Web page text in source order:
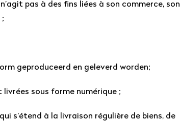
pas à des fins liées à son commerce, son
geproduceerd en geleverd worden;
sous forme numérique ;
s’étend à la livraison régulière de biens, de